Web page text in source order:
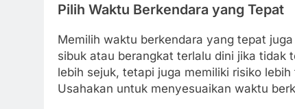
Pilih Waktu Berkendara yang Tepat
Memilih waktu berkendara yang tepat
sibuk atau berangkat terlalu dini jika tidak
lebih sejuk, tetapi juga memiliki risiko
Usahakan untuk menyesuaikan waktu